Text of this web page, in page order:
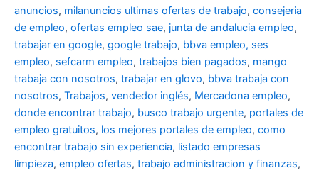
anuncios, milanuncios ultimas ofertas de trabajo, consejeria
de empleo, ofertas empleo sae, junta de andalucia empleo,
trabajar en google, google trabajo, bbva empleo, ses
empleo, sefcarm empleo, trabajos bien pagados, mango
trabaja con nosotros, trabajar en glovo, bbva trabaja con
nosotros, Trabajos, vendedor inglés, Mercadona empleo,
donde encontrar trabajo, busco trabajo urgente, portales de
empleo gratuitos, los mejores portales de empleo, como
encontrar trabajo sin experiencia, listado empresas
limpieza, empleo ofertas, trabajo administracion y finanzas,